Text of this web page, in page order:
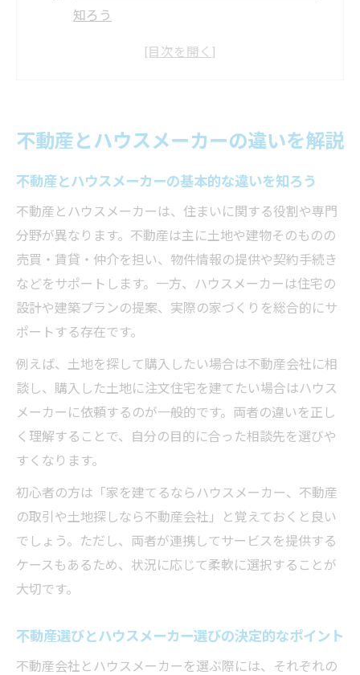
知ろう
不動産選びとハウスメーカー選びの決定的
不動産とハウスメーカーの役割比較とその
ット
不動産が注文住宅で果たす重要な役割
不動産を活用した理想の土地探しのポイン
ト
注文住宅づくりで重視すべき不動産の専門
不動産から見る土地選びとハウスメーカー
選択
注文住宅計画時に知るべき不動産の対応力
理想の住まい実現へ向けた選び方
不動産とハウスメーカー選びで重視する視
点
理想の住まいを叶える不動産選びのコツ
自分に合う不動産とハウスメーカーの見極
め方
不動産とハウスメーカーの違いを解説
不動産とハウスメーカーの基本的な違いを知ろう
不動産とハウスメーカーは、住まいに関する役割や専門
分野が異なります。不動産は主に土地や建物そのものの
売買・賃貸・仲介を担い、物件情報の提供や契約手続き
などをサポートします。一方、ハウスメーカーは住宅の
設計や建築プランの提案、実際の家づくりを総合的にサ
ポートする存在です。
例えば、土地を探して購入したい場合は不動産会社に相
談し、購入した土地に注文住宅を建てたい場合はハウス
メーカーに依頼するのが一般的です。両者の違いを正し
く理解することで、自分の目的に合った相談先を選びや
すくなります。
初心者の方は「家を建てるならハウスメーカー、不動産
の取引や土地探しなら不動産会社」と覚えておくと良い
でしょう。ただし、両者が連携してサービスを提供する
ケースもあるため、状況に応じて柔軟に選択することが
大切です。
不動産選びとハウスメーカー選びの決定的なポイント
不動産会社とハウスメーカーを選ぶ際には、それぞれの